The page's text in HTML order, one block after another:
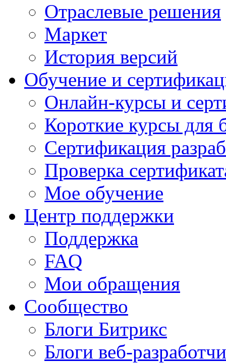
Отраслевые решения
Маркет
История версий
Обучение и
Онлайн-курсы и
Короткие курсы для
Сертификация
Проверка
Мое обучение
Центр поддержки
Поддержка
FAQ
Мои обращения
Сообщество
Блоги Битрикс
Блоги веб-